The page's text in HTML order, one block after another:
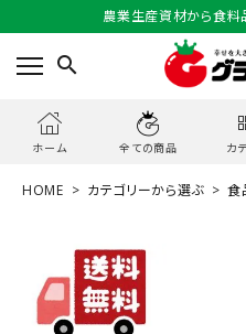
農業生産資材から食料
search
ホーム 全ての商品 カ
HOME カテゴリーから選ぶ 食